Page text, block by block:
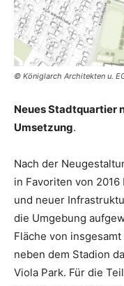
© Königlarch Architekten u.
Neues Stadtquartier
Umsetzung.
Nach der
in Favoriten von
und neuer
die Umgebung
Fläche von
neben dem Stadion
Viola Park. Für die